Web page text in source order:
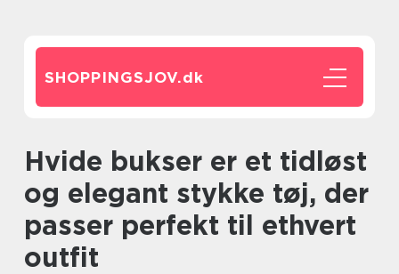
SHOPPINGSJOV.dk
Hvide bukser er et tidløst
og elegant stykke tøj, der
passer perfekt til ethvert
outfit